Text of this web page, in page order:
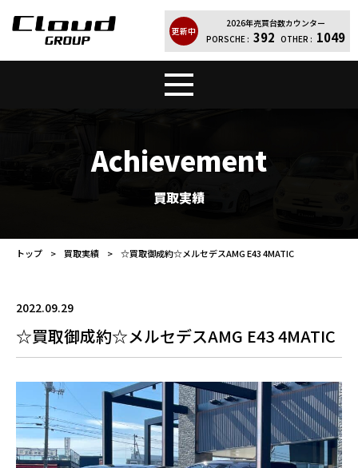
更新中
2026年売買台数カウンター
PORSCHE : 392 OTHER : 1049
お問い合わせ
Achievement
買取実績
トップ 買取実績 ☆買取御成約☆メルセデスAMG E43 4MATIC
2022.09.29
☆買取御成約☆メルセデスAMG E43 4MATIC